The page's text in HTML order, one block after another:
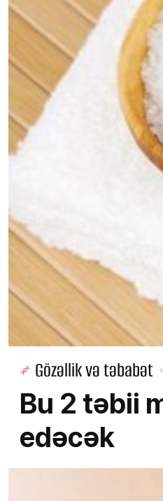
Gözəllik və təbabət
Bu 2 təbii
edəcək